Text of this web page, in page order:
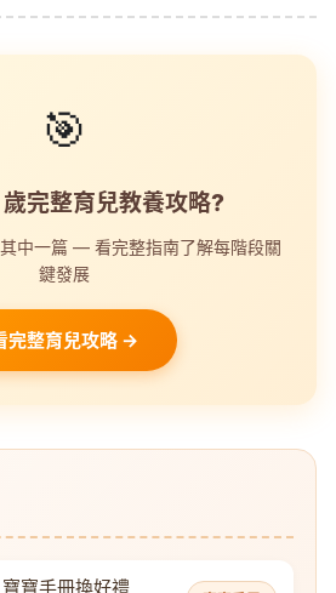
🎯
完整育兒教養攻略?
中一篇 — 看完整指南了解每階段關
鍵發展
完整育兒攻略 →
寶手冊換好禮